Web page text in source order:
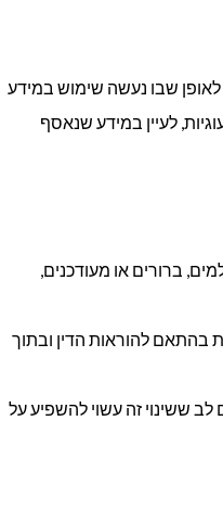
שבו נעשה שימוש במידע
לעיין במידע שנאסף
ברורים או מעודכנים,
בהתאם להוראות הדין ובתוך
לב ששינוי זה עשוי להשפיע על